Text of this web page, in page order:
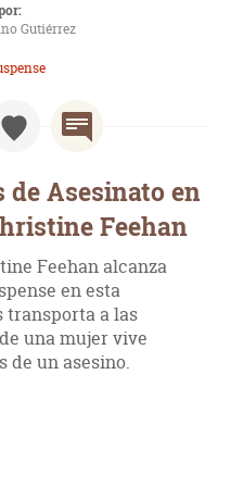
Gutiérrez
de Asesinato en
Feehan
Feehan alcanza
en esta
transporta a las
una mujer vive
de un asesino.